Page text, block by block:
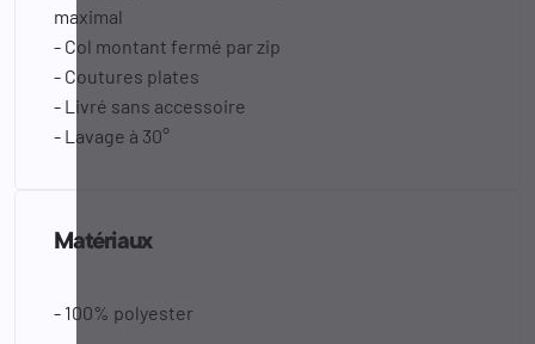
maximal
- Col montant fermé par zip
- Coutures plates
- Livré sans accessoire
- Lavage à 30°
Matériaux
- 100% polyester